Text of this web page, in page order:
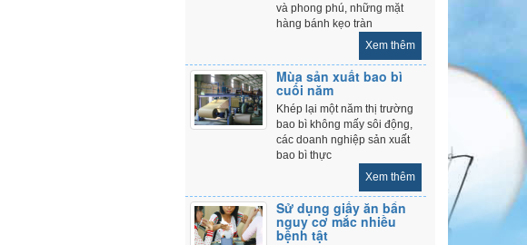
và phong phú, những mặt
hàng bánh kẹo tràn
Xem thêm
Mùa sản xuất bao bì
cuối năm
Khép lại một năm thị trường
bao bì không mấy sôi động,
các doanh nghiệp sản xuất
bao bì thực
Xem thêm
Sử dụng giấy ăn bẩn
nguy cơ mắc nhiều
bệnh tật